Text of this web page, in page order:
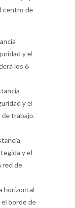
centro de
y el
los 6
y el
de trabajo.
y el
red de
horizontal
borde de